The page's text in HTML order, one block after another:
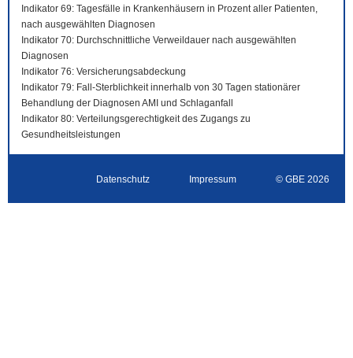
Indikator 69: Tagesfälle in Krankenhäusern in Prozent aller Patienten,
nach ausgewählten Diagnosen
Indikator 70: Durchschnittliche Verweildauer nach ausgewählten
Diagnosen
Indikator 76: Versicherungsabdeckung
Indikator 79: Fall-Sterblichkeit innerhalb von 30 Tagen stationärer
Behandlung der Diagnosen AMI und Schlaganfall
Indikator 80: Verteilungsgerechtigkeit des Zugangs zu
Gesundheitsleistungen
Datenschutz Impressum © GBE 2026